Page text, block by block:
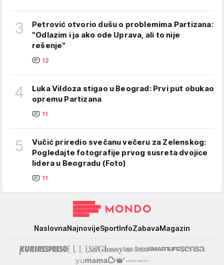
3
Petrović otvorio dušu o problemima Partizana:
"Odlazim i ja ako ode Uprava, ali to nije
rešenje"
12
4
Luka Vildoza stigao u Beograd: Prvi put obukao
opremu Partizana
11
5
Vučić priredio svečanu večeru za Zelenskog:
Pogledajte fotografije prvog susreta dvojice
lidera u Beogradu (Foto)
11
NaslovnaNajnovijeSportInfoZabavaMagazin